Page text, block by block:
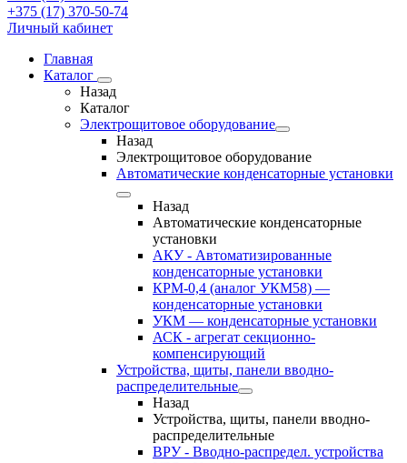
+375 (17) 370-50-74
Личный кабинет
Главная
Каталог
Назад
Каталог
Электрощитовое оборудование
Назад
Электрощитовое оборудование
Автоматические конденсаторные установки
Назад
Автоматические конденсаторные
установки
АКУ - Автоматизированные
конденсаторные установки
КРМ-0,4 (аналог УКМ58) —
конденсаторные установки
УКМ — конденсаторные установки
АСК - агрегат секционно-
компенсирующий
Устройства, щиты, панели вводно-
распределительные
Назад
Устройства, щиты, панели вводно-
распределительные
ВРУ - Вводно-распредел. устройства